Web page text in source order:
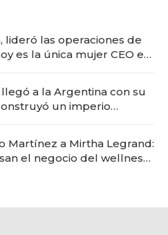
lideró las operaciones de
es la única mujer CEO en
a la Argentina con su
un imperio
Martínez a Mirtha Legrand:
el negocio del wellness